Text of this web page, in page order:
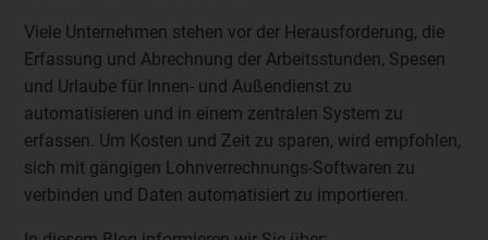
Viele Unternehmen stehen vor der Herausforderung, die
Erfassung und Abrechnung der Arbeitsstunden, Spesen
und Urlaube für Innen- und Außendienst zu
automatisieren und in einem zentralen System zu
erfassen. Um Kosten und Zeit zu sparen, wird empfohlen,
sich mit gängigen Lohnverrechnungs-Softwaren zu
verbinden und Daten automatisiert zu importieren.